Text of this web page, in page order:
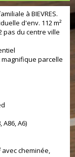
à BIEVRES.
d'env. 112 m²
pas du centre ville
parcelle
A6)
avec cheminée,